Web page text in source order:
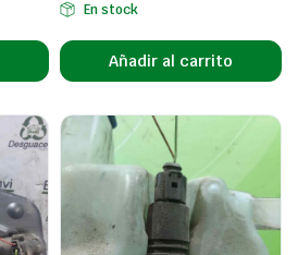
En stock
Añadir al carrito